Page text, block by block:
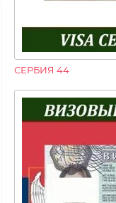
СЕРБИЯ 44